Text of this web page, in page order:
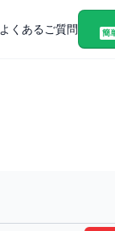
よくあるご質問
簡